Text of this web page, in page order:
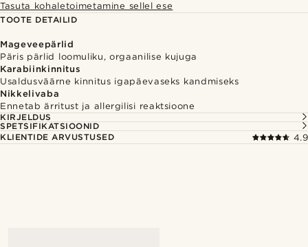
Tasuta kohaletoimetamine sellel ese
TOOTE DETAILID
Mageveepärlid
Päris pärlid loomuliku, orgaanilise kujuga
Karabiinkinnitus
Usaldusväärne kinnitus igapäevaseks kandmiseks
Nikkelivaba
Ennetab ärritust ja allergilisi reaktsioone
KIRJELDUS
SPETSIFIKATSIOONID
KLIENTIDE ARVUSTUSED
4.9